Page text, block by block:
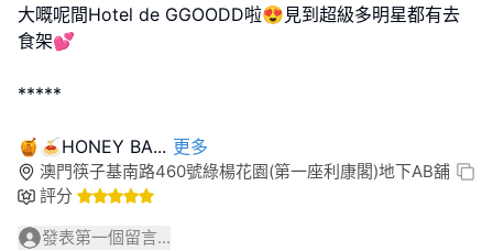
大嘅呢間Hotel de GGOODD啦😍見到超級多明星都有去
食架💕
*****
🍯🍝HONEY BA... 更多
澳門筷子基南路460號綠楊花園(第一座利康閣)地下AB舖
評分
發表第一個留言...